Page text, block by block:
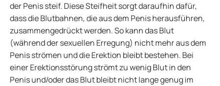
der Penis steif. Diese Steifheit sorgt daraufhin dafür,
dass die Blutbahnen, die aus dem Penis herausführen,
zusammengedrückt werden. So kann das Blut
(während der sexuellen Erregung) nicht mehr aus dem
Penis strömen und die Erektion bleibt bestehen. Bei
einer Erektionsstörung strömt zu wenig Blut in den
Penis und/oder das Blut bleibt nicht lange genug im